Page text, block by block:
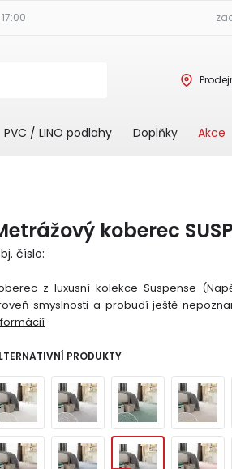
PVC / LINO podlahy Doplňky Akce
koberec
číslo:
z luxusní kolekce Suspense
smyslnosti a probudí ještě
PRODUKTY